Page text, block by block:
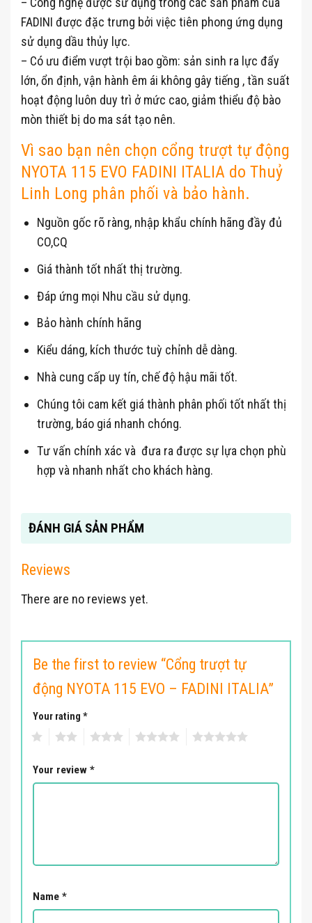
FADINI được đặc trưng bởi việc tiên phong ứng dụng
sử dụng dầu thủy lực.
– Có ưu điểm vượt trội bao gồm: sản sinh ra lực đẩy
lớn, ổn định, vận hành êm ái không gây tiếng , tần suất
hoạt động luôn duy trì ở mức cao, giảm thiểu độ bào
mòn thiết bị do ma sát tạo nên.
Vì sao bạn nên chọn cổng trượt tự động
NYOTA 115 EVO FADINI ITALIA do Thuỷ
Linh Long phân phối và bảo hành.
Nguồn gốc rõ ràng, nhập khẩu chính hãng đầy đủ
CO,CQ
Giá thành tốt nhất thị trường.
Đáp ứng mọi Nhu cầu sử dụng.
Bảo hành chính hãng
Kiểu dáng, kích thước tuỳ chỉnh dễ dàng.
Nhà cung cấp uy tín, chế độ hậu mãi tốt.
Chúng tôi cam kết giá thành phân phối tốt nhất thị
trường, báo giá nhanh chóng.
Tư vấn chính xác và đưa ra được sự lựa chọn phù
hợp và nhanh nhất cho khách hàng.
ĐÁNH GIÁ SẢN PHẨM
Reviews
There are no reviews yet.
Be the first to review “Cổng trượt tự
động NYOTA 115 EVO – FADINI ITALIA”
Your rating *
Your review *
Name *